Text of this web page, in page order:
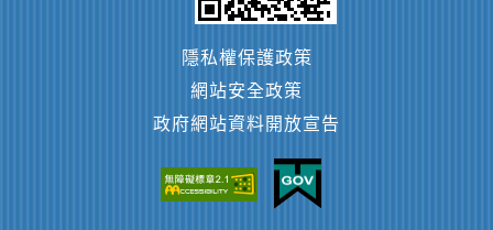
隱私權保護政策
網站安全政策
政府網站資料開放宣告